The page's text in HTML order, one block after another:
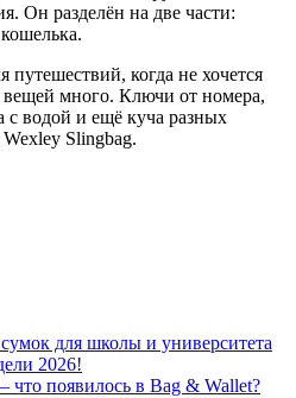
Он разделён на две части:
когда не хочется
вещей много. Ключи от номера,
с водой и ещё куча разных
Wexley Slingbag.
для школы и университета
2026!
появилось в Bag & Wallet?